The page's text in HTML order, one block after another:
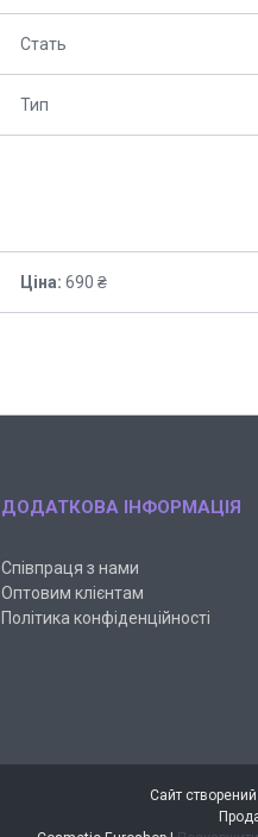
Стать
Тип
Ціна: 690 ₴
ДОДАТКОВА ІНФОРМАЦІЯ
Співпраця з нами
Оптовим клієнтам
Політика конфіденційності
Сайт